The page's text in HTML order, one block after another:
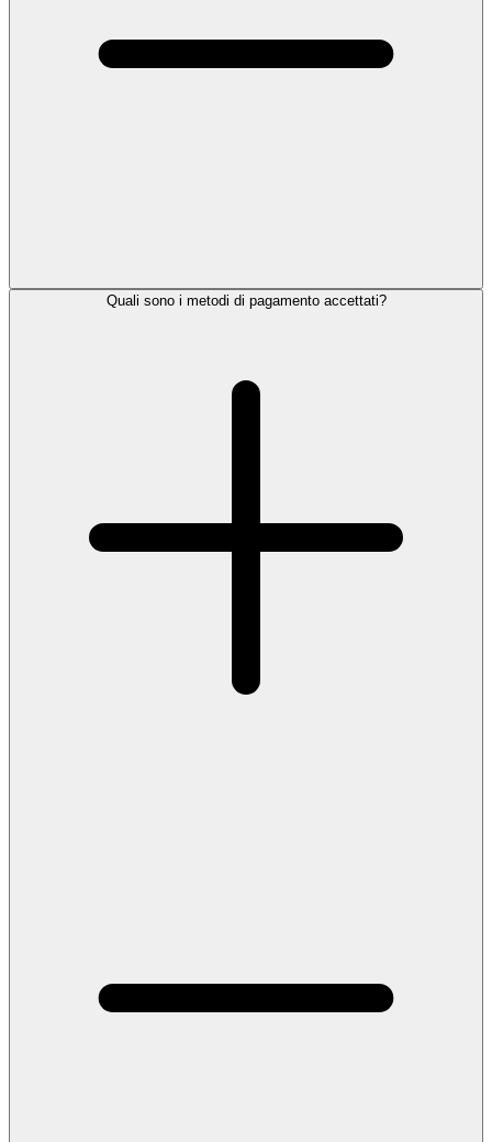
Quali sono i metodi di pagamento accettati?